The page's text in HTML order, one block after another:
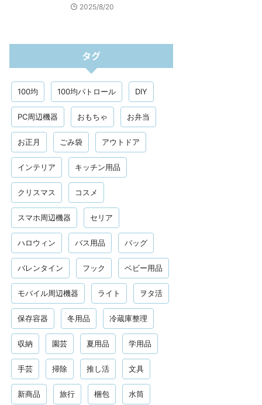
2025/8/20
タグ
100均 100均パトロール DIY
PC周辺機器 おもちゃ お弁当
お正月 ごみ袋 アウトドア
インテリア キッチン用品
クリスマス コスメ
スマホ周辺機器 セリア
ハロウィン バス用品 バッグ
バレンタイン フック ベビー用品
モバイル周辺機器 ライト ヲタ活
保存容器 冬用品 冷蔵庫整理
収納 園芸 夏用品 学用品
手芸 掃除 推し活 文具
新商品 旅行 梱包 水筒